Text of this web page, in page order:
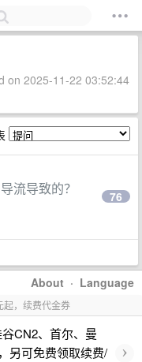
on 2025-11-22 03:52:44
流导致的？
76
About · Language
起，续费代金券
CN2、首尔、曼
另可免费领取续费/
›